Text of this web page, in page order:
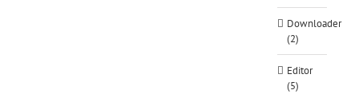
Downloader
(2)
Editor
(5)